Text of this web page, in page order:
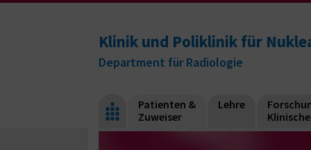
Klinik und Poliklinik für
Department für Radiologie
Patienten &
Zuweiser
Lehre